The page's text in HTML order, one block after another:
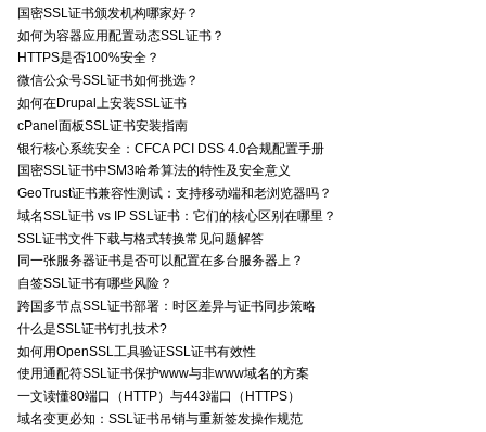
国密SSL证书颁发机构哪家好？
如何为容器应用配置动态SSL证书？
HTTPS是否100%安全？
微信公众号SSL证书如何挑选？
如何在Drupal上安装SSL证书
cPanel面板SSL证书安装指南
银行核心系统安全：CFCA PCI DSS 4.0合规配置手册
国密SSL证书中SM3哈希算法的特性及安全意义
GeoTrust证书兼容性测试：支持移动端和老浏览器吗？
域名SSL证书 vs IP SSL证书：它们的核心区别在哪里？
SSL证书文件下载与格式转换常见问题解答
同一张服务器证书是否可以配置在多台服务器上？
自签SSL证书有哪些风险？
跨国多节点SSL证书部署：时区差异与证书同步策略
什么是SSL证书钉扎技术?
如何用OpenSSL工具验证SSL证书有效性
使用通配符SSL证书保护www与非www域名的方案
一文读懂80端口（HTTP）与443端口（HTTPS）
域名变更必知：SSL证书吊销与重新签发操作规范